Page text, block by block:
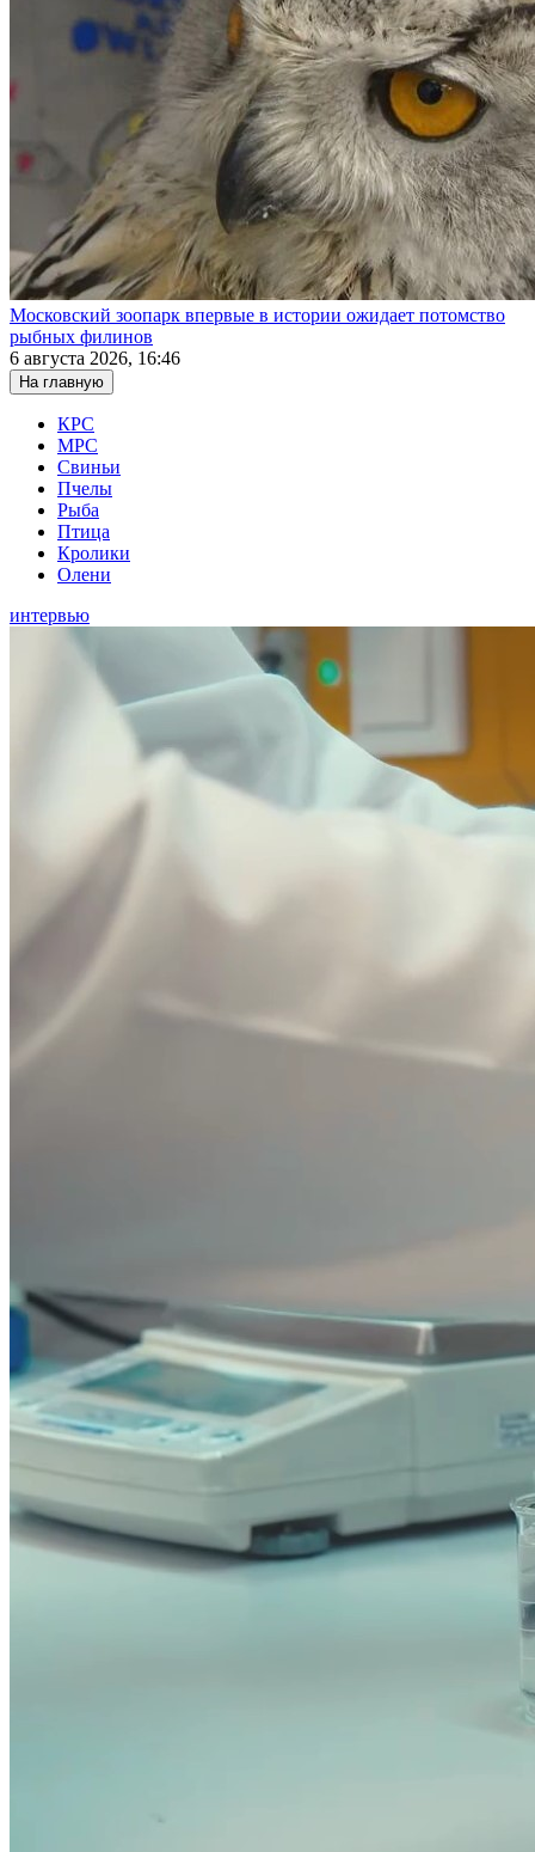
Московский зоопарк впервые в истории ожидает потомство
рыбных филинов
6 августа 2026, 16:46
На главную
КРС
МРС
Свиньи
Пчелы
Рыба
Птица
Кролики
Олени
интервью